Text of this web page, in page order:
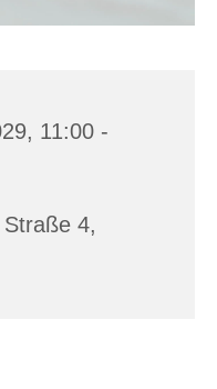
11:00 -
4,